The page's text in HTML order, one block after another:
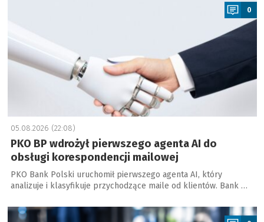
0
05.08.2026 (22:08)
PKO BP wdrożył pierwszego agenta AI do
obsługi korespondencji mailowej
PKO Bank Polski uruchomił pierwszego agenta AI, który
analizuje i klasyfikuje przychodzące maile od klientów. Bank …
a